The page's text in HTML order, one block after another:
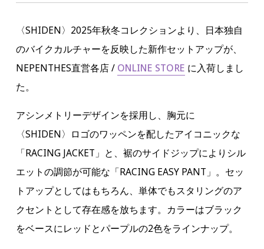
〈SHIDEN〉2025年秋冬コレクションより、日本独自
のバイクカルチャーを反映した新作セットアップが、
NEPENTHES直営各店 / ONLINE STORE に入荷しまし
た。
アシンメトリーデザインを採用し、胸元に
〈SHIDEN〉ロゴのワッペンを配したアイコニックな
「RACING JACKET」と、裾のサイドジップによりシル
エットの調節が可能な「RACING EASY PANT」。セッ
トアップとしてはもちろん、単体でもスタリングのア
クセントとして存在感を放ちます。カラーはブラック
をベースにレッドとパープルの2色をラインナップ。